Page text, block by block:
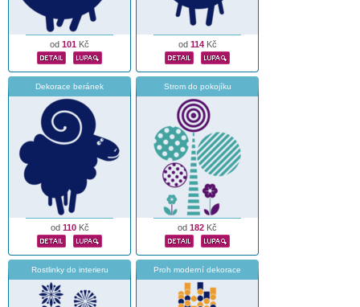
od 101 Kč od 114Kč
Dekorace beránek
od 110Kč
Strom do pokojíku
od 182 Kč
Rostlinky do interieru Proh moderní dekorace